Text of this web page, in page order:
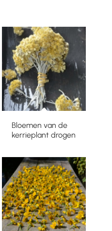
Bloemen van de
kerrieplant drogen